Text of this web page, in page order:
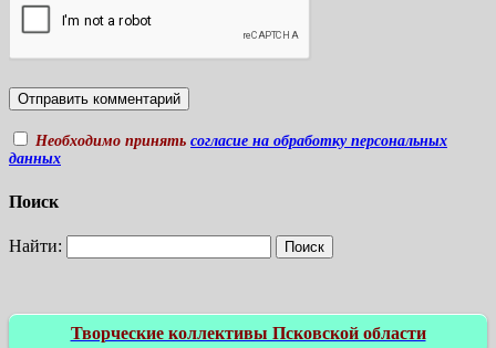
Необходимо принять согласие на обработку персональных
данных
Поиск
Найти:
Творческие коллективы Псковской области